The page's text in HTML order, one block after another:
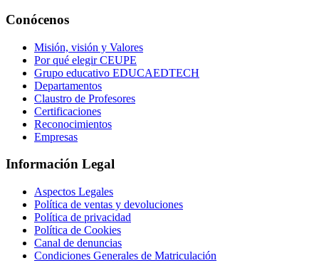
Conócenos
Misión, visión y Valores
Por qué elegir CEUPE
Grupo educativo EDUCAEDTECH
Departamentos
Claustro de Profesores
Certificaciones
Reconocimientos
Empresas
Información Legal
Aspectos Legales
Política de ventas y devoluciones
Política de privacidad
Política de Cookies
Canal de denuncias
Condiciones Generales de Matriculación